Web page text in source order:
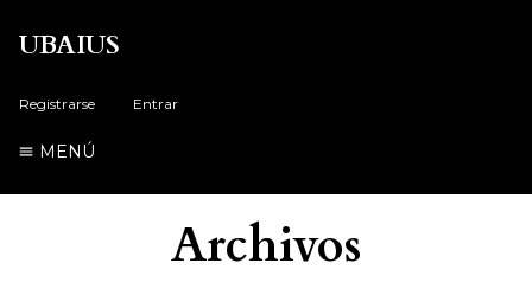
UBAIUS
Registrarse Entrar
MENÚ
Archivos